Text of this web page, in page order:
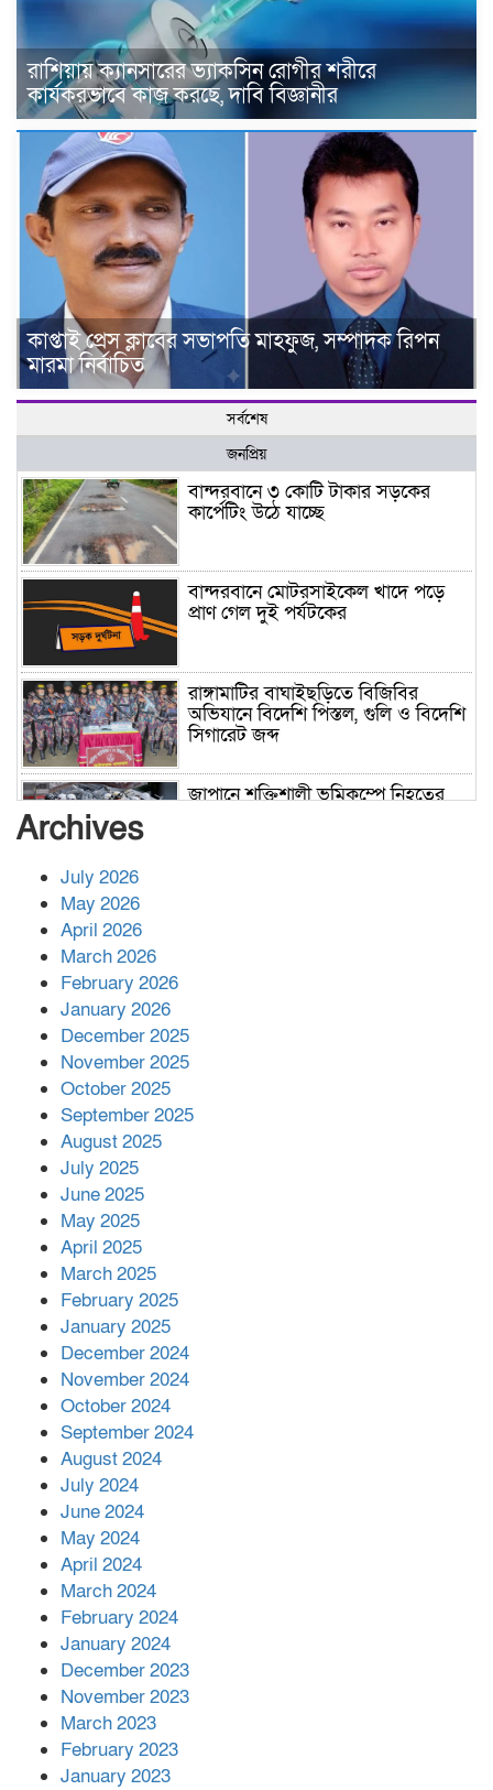
রাশিয়ায় ক্যানসারের ভ্যাকসিন রোগীর শরীরে
কার্যকরভাবে কাজ করছে, দাবি বিজ্ঞানীর
কাপ্তাই প্রেস ক্লাবের সভাপতি মাহফুজ, সম্পাদক রিপন
মারমা নির্বাচিত
সর্বশেষ
জনপ্রিয়
বান্দরবানে ৩ কোটি টাকার সড়কের
কার্পেটিং উঠে যাচ্ছে
বান্দরবানে মোটরসাইকেল খাদে পড়ে
প্রাণ গেল দুই পর্যটকের
রাঙ্গামাটির বাঘাইছড়িতে বিজিবির
অভিযানে বিদেশি পিস্তল, গুলি ও বিদেশি
সিগারেট জব্দ
জাপানে শক্তিশালী ভূমিকম্পে নিহতের
পর ফোন তারেক রহমানের,গ্যাস সঙ্কট
সহায়তা দিলেন সাচিং প্রু জেরী
Archives
July 2026
May 2026
April 2026
March 2026
February 2026
January 2026
December 2025
November 2025
October 2025
September 2025
August 2025
July 2025
June 2025
May 2025
April 2025
March 2025
February 2025
January 2025
December 2024
November 2024
October 2024
September 2024
August 2024
July 2024
June 2024
May 2024
April 2024
March 2024
February 2024
January 2024
December 2023
November 2023
March 2023
February 2023
January 2023